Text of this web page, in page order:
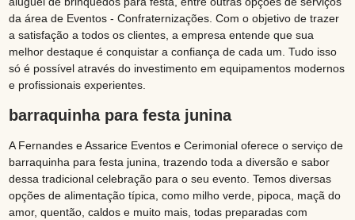
da área de Eventos - Confraternizações. Com o objetivo de trazer
a satisfação a todos os clientes, a empresa entende que sua
melhor destaque é conquistar a confiança de cada um. Tudo isso
só é possível através do investimento em equipamentos modernos
e profissionais experientes.
barraquinha para festa junina
A Fernandes e Assarice Eventos e Cerimonial oferece o serviço de
barraquinha para festa junina, trazendo toda a diversão e sabor
dessa tradicional celebração para o seu evento. Temos diversas
opções de alimentação típica, como milho verde, pipoca, maçã do
amor, quentão, caldos e muito mais, todas preparadas com